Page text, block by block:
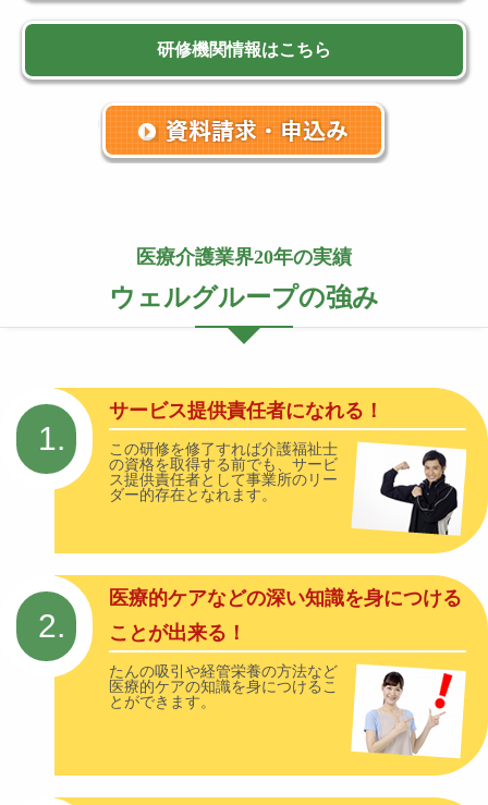
研修機関情報はこちら
医療介護業界20年の実績
ウェルグループの強み
1.
サービス提供責任者になれる！
この研修を修了すれば介護福祉士
の資格を取得する前でも、サービ
ス提供責任者として事業所のリー
ダー的存在となれます。
2.
医療的ケアなどの深い知識を身につける
ことが出来る！
たんの吸引や経管栄養の方法など
医療的ケアの知識を身につけるこ
とができます。